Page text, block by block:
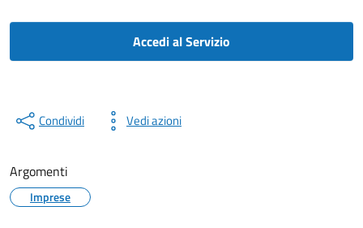
Accedi al Servizio
Condividi Vedi azioni
Argomenti
Imprese